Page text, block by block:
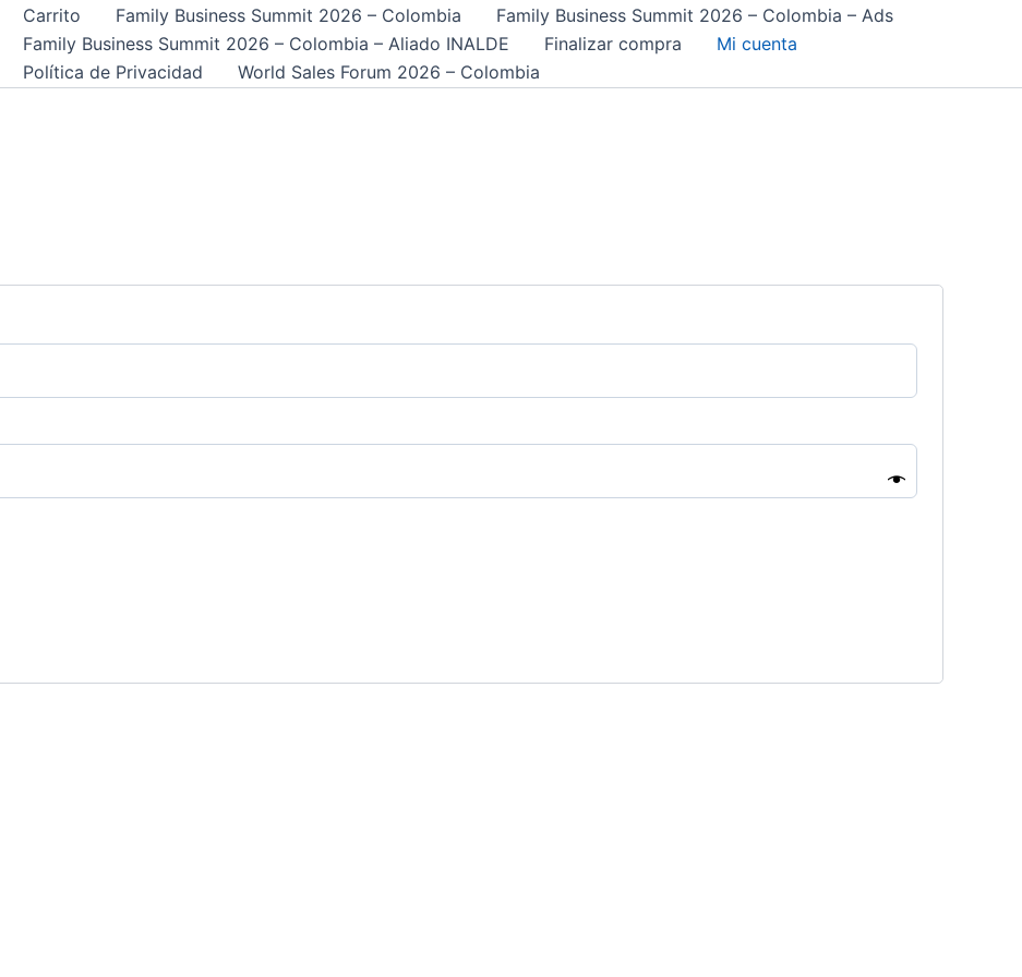
Carrito Family Business Summit 2026 – Colombia
Family Business Summit 2026 – Colombia – Ads
Family Business Summit 2026 – Colombia – Aliado INALDE
Finalizar compra
Mi cuenta
Política de Privacidad
World Sales Forum 2026 – Colombia
OBLIGATORIO